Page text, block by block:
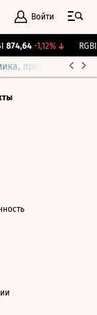
Войти
874,64 -1,12%↓ RGBI
прогнозы